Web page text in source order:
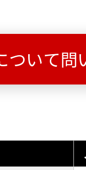
ついて問